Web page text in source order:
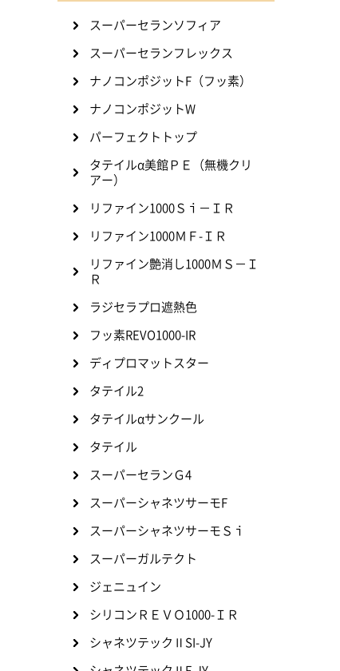
スーパーセランソフィア
スーパーセランフレックス
ナノコンポジットF（フッ素）
ナノコンポジットW
パーフェクトトップ
タテイルα美館ＰＥ（無機クリ
アー）
リファイン1000Ｓｉ－ＩＲ
リファイン1000ＭＦ-ＩＲ
リファイン艶消し1000ＭＳ－Ｉ
Ｒ
ラジセラプロ遮熱色
フッ素REVO1000-IR
ディプロマットスター
タテイル2
タテイルαサンクール
タテイル
スーパーセランＧ4
スーパーシャネツサーモF
スーパーシャネツサーモＳｉ
スーパーガルテクト
ジェニュイン
シリコンＲＥＶＯ1000-ＩＲ
シャネツテックⅡSI-JY